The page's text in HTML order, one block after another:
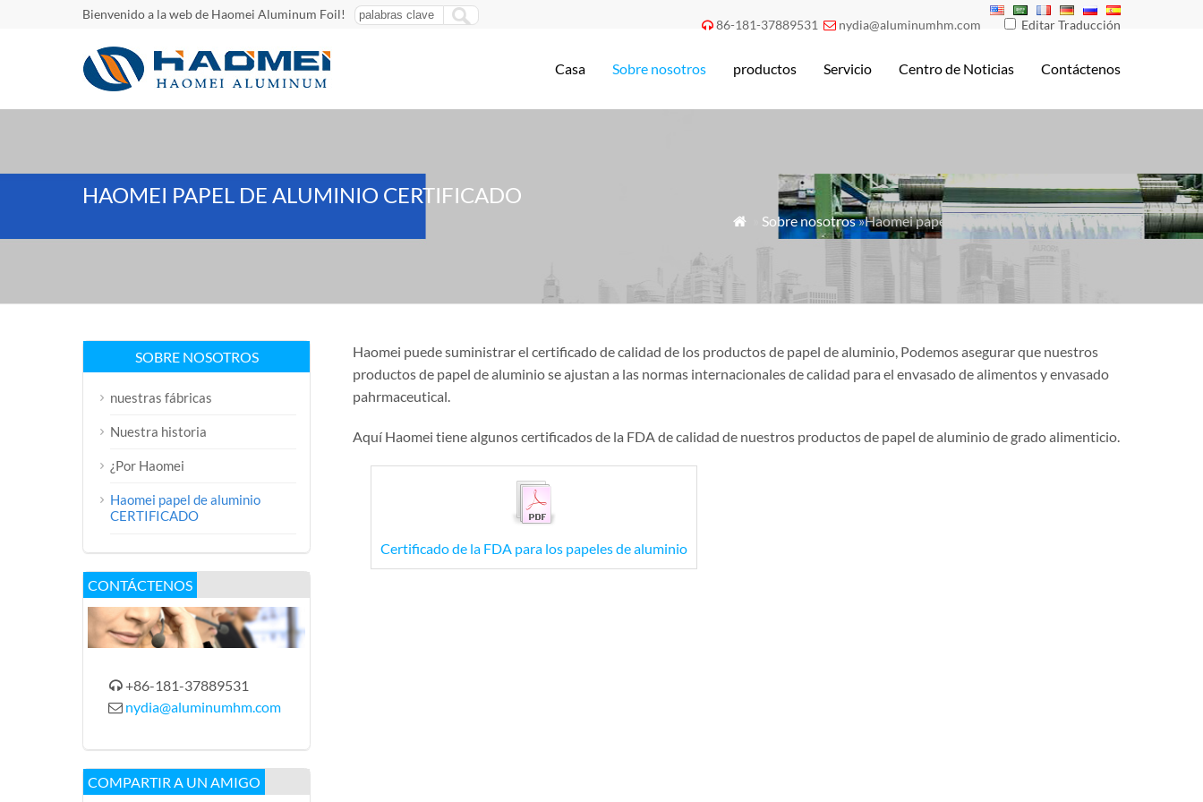
Bienvenido a la web de Haomei Aluminum Foil!
 86-181-37889531  nydia@aluminumhm.com Editar Traducción
Casa Sobre nosotros productos Servicio Centro de Noticias Contáctenos
HAOMEI PAPEL DE ALUMINIO CERTIFICADO
 Sobre nosotros»Haomei papel de aluminio CERTIFICADO
Haomei puede suministrar el certificado de calidad de los productos de papel de aluminio, Podemos asegurar que nuestros
productos de papel de aluminio se ajustan a las normas internacionales de calidad para el envasado de alimentos y envasado
pahrmaceutical.
Aquí Haomei tiene algunos certificados de la FDA de calidad de nuestros productos de papel de aluminio de grado alimenticio.
Certificado de la FDA para los papeles de aluminio
SOBRE NOSOTROS
nuestras fábricas
Nuestra historia
¿Por Haomei
Haomei papel de aluminio
CERTIFICADO
CONTÁCTENOS
 +86-181-37889531
 nydia@aluminumhm.com
COMPARTIR A UN AMIGO